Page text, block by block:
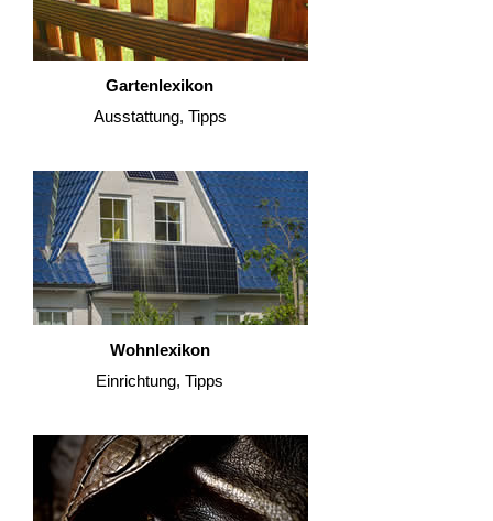
Gartenlexikon
Ausstattung, Tipps
Wohnlexikon
Einrichtung, Tipps